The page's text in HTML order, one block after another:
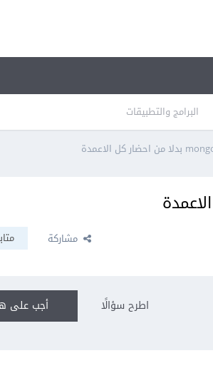
البرامج والتطبيقات
مشاركة
أجب على اطرح سؤالًا